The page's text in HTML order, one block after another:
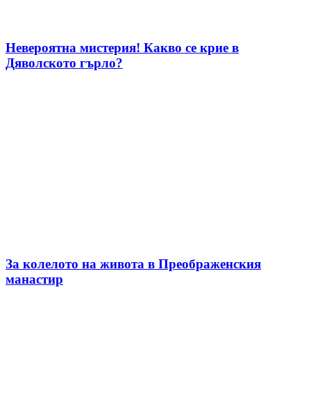
Невероятна мистерия! Какво се крие в
Дяволското гърло?
За колелото на живота в Преображенския
манастир